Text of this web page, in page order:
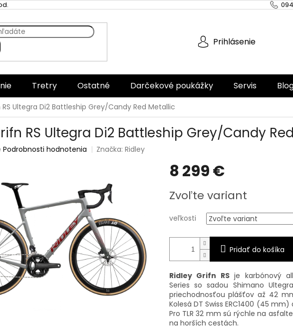
Prihlásenie
Tretry Ostatné Darčekové poukážky Servis
RS Ultegra Di2 Battleship Grey/Candy Red Metallic
RS Ultegra Di2 Battleship Grey/Candy
Podrobnosti hodnotenia Značka:Ridley
8 299 €
cena:
Zvoľte variant
veľkosti
Pridať do košíka
Ridley Grifn RSje karbónový
Series so sadou Shimano
priechodnosťou plášťov až 42
Kolesá DT Swiss ERC1400 (45
Pro TLR 32 mm sú rýchle na
na horších cestách.